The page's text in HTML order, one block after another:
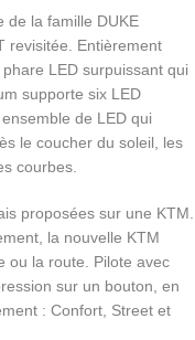
de la famille DUKE
revisitée. Entièrement
LED surpuissant qui
supporte six LED
de LED qui
le coucher du soleil, les
courbes.
proposées sur une KTM.
la nouvelle KTM
ou la route. Pilote avec
sur un bouton, en
: Confort, Street et